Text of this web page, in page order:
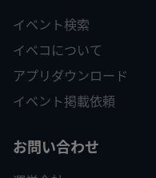
イベント検索
イベコについて
アプリダウンロード
イベント掲載依頼
お問い合わせ